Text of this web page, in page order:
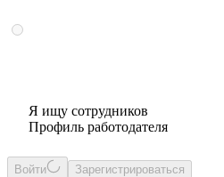
Я ищу сотрудников
Профиль работодателя
Войти Зарегистрироваться